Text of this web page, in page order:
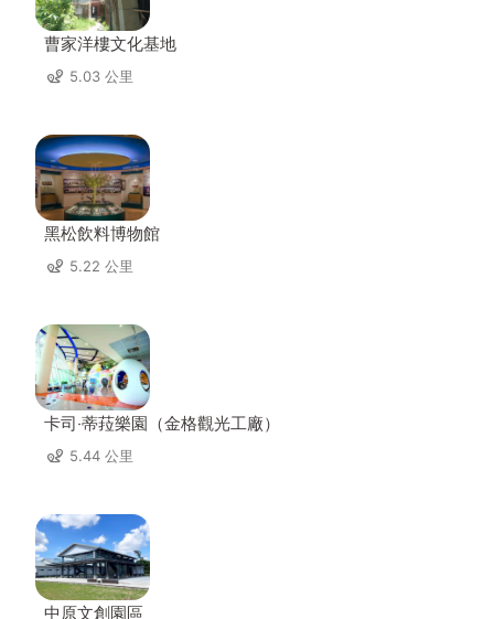
曹家洋樓文化基地
5.03 公里
黑松飲料博物館
5.22 公里
卡司‧蒂菈樂園（金格觀光工廠）
5.44 公里
中原文創園區